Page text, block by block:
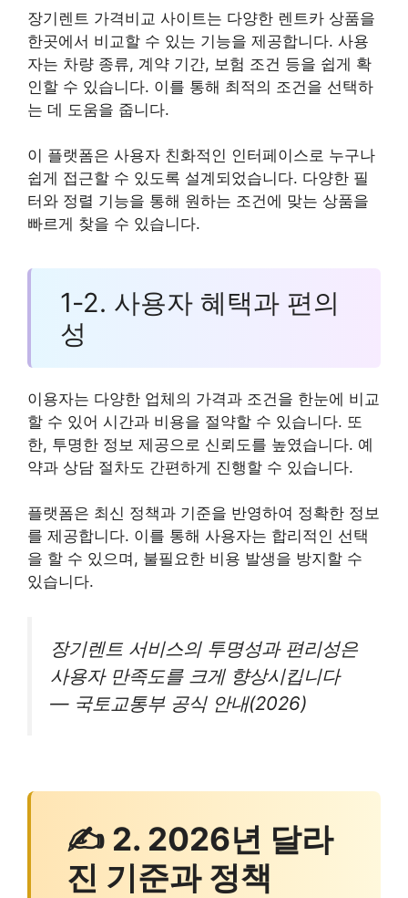
장기렌트 가격비교 사이트는 다양한 렌트카 상품을
한곳에서 비교할 수 있는 기능을 제공합니다. 사용
자는 차량 종류, 계약 기간, 보험 조건 등을 쉽게 확
인할 수 있습니다. 이를 통해 최적의 조건을 선택하
는 데 도움을 줍니다.
이 플랫폼은 사용자 친화적인 인터페이스로 누구나
쉽게 접근할 수 있도록 설계되었습니다. 다양한 필
터와 정렬 기능을 통해 원하는 조건에 맞는 상품을
빠르게 찾을 수 있습니다.
1-2. 사용자 혜택과 편의
성
이용자는 다양한 업체의 가격과 조건을 한눈에 비교
할 수 있어 시간과 비용을 절약할 수 있습니다. 또
한, 투명한 정보 제공으로 신뢰도를 높였습니다. 예
약과 상담 절차도 간편하게 진행할 수 있습니다.
플랫폼은 최신 정책과 기준을 반영하여 정확한 정보
를 제공합니다. 이를 통해 사용자는 합리적인 선택
을 할 수 있으며, 불필요한 비용 발생을 방지할 수
있습니다.
장기렌트 서비스의 투명성과 편리성은
사용자 만족도를 크게 향상시킵니다
— 국토교통부 공식 안내(2026)
✍ 2. 2026년 달라
진 기준과 정책